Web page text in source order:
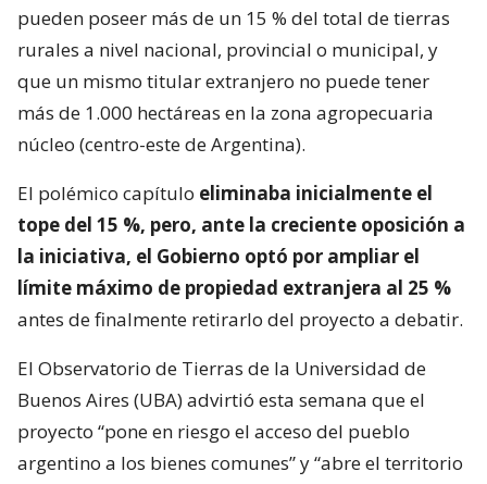
pueden poseer más de un 15 % del total de tierras
rurales a nivel nacional, provincial o municipal, y
que un mismo titular extranjero no puede tener
más de 1.000 hectáreas en la zona agropecuaria
núcleo (centro-este de Argentina).
El polémico capítulo eliminaba inicialmente el
tope del 15 %, pero, ante la creciente oposición a
la iniciativa, el Gobierno optó por ampliar el
límite máximo de propiedad extranjera al 25 %
antes de finalmente retirarlo del proyecto a debatir.
El Observatorio de Tierras de la Universidad de
Buenos Aires (UBA) advirtió esta semana que el
proyecto “pone en riesgo el acceso del pueblo
argentino a los bienes comunes” y “abre el territorio